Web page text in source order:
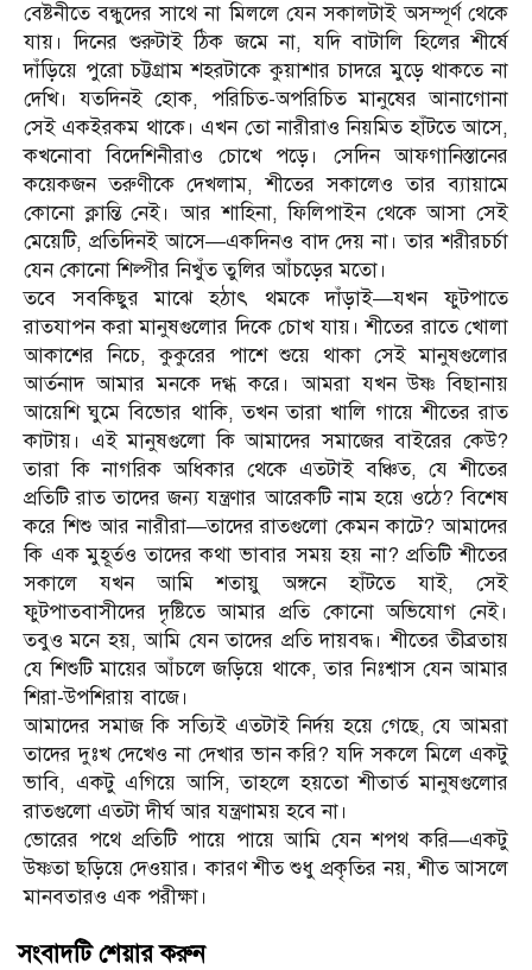
বেষ্টনীতে বন্ধুদের সাথে না মিললে যেন সকালটাই অসম্পূর্ণ থেকে
যায়। দিনের শুরুটাই ঠিক জমে না, যদি বাটালি হিলের শীর্ষে
দাঁড়িয়ে পুরো চট্টগ্রাম শহরটাকে কুয়াশার চাদরে মুড়ে থাকতে না
দেখি। যতদিনই হোক, পরিচিত-অপরিচিত মানুষের আনাগোনা
সেই একইরকম থাকে। এখন তো নারীরাও নিয়মিত হাঁটতে আসে,
কখনোবা বিদেশিনীরাও চোখে পড়ে। সেদিন আফগানিস্তানের
কয়েকজন তরুণীকে দেখলাম, শীতের সকালেও তার ব্যায়ামে
কোনো ক্লান্তি নেই। আর শাহিনা, ফিলিপাইন থেকে আসা সেই
মেয়েটি, প্রতিদিনই আসে—একদিনও বাদ দেয় না। তার শরীরচর্চা
যেন কোনো শিল্পীর নিখুঁত তুলির আঁচড়ের মতো।
তবে সবকিছুর মাঝে হঠাৎ থমকে দাঁড়াই—যখন ফুটপাতে
রাতযাপন করা মানুষগুলোর দিকে চোখ যায়। শীতের রাতে খোলা
আকাশের নিচে, কুকুরের পাশে শুয়ে থাকা সেই মানুষগুলোর
আর্তনাদ আমার মনকে দগ্ধ করে। আমরা যখন উষ্ণ বিছানায়
আয়েশি ঘুমে বিভোর থাকি, তখন তারা খালি গায়ে শীতের রাত
কাটায়। এই মানুষগুলো কি আমাদের সমাজের বাইরের কেউ?
তারা কি নাগরিক অধিকার থেকে এতটাই বঞ্চিত, যে শীতের
প্রতিটি রাত তাদের জন্য যন্ত্রণার আরেকটি নাম হয়ে ওঠে? বিশেষ
করে শিশু আর নারীরা—তাদের রাতগুলো কেমন কাটে? আমাদের
কি এক মুহূর্তও তাদের কথা ভাবার সময় হয় না? প্রতিটি শীতের
সকালে যখন আমি শতায়ু অঙ্গনে হাঁটতে যাই, সেই
ফুটপাতবাসীদের দৃষ্টিতে আমার প্রতি কোনো অভিযোগ নেই।
তবুও মনে হয়, আমি যেন তাদের প্রতি দায়বদ্ধ। শীতের তীব্রতায়
যে শিশুটি মায়ের আঁচলে জড়িয়ে থাকে, তার নিঃশ্বাস যেন আমার
শিরা-উপশিরায় বাজে।
আমাদের সমাজ কি সত্যিই এতটাই নির্দয় হয়ে গেছে, যে আমরা
তাদের দুঃখ দেখেও না দেখার ভান করি? যদি সকলে মিলে একটু
ভাবি, একটু এগিয়ে আসি, তাহলে হয়তো শীতার্ত মানুষগুলোর
রাতগুলো এতটা দীর্ঘ আর যন্ত্রণাময় হবে না।
ভোরের পথে প্রতিটি পায়ে পায়ে আমি যেন শপথ করি—একটু
উষ্ণতা ছড়িয়ে দেওয়ার। কারণ শীত শুধু প্রকৃতির নয়, শীত আসলে
মানবতারও এক পরীক্ষা।
সংবাদটি শেয়ার করুন